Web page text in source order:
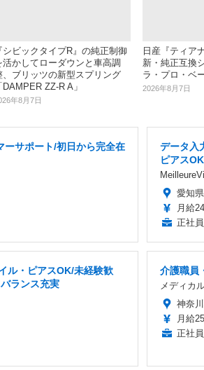
シビックタイプR』の純正制御
活かしてローダウンと車高調
、ブリッツの新型スプリング
DAMPER ZZ-R A」
年8月7日
日産『ティア
新・純正互換
ラ・プロ・ベ
2026年8月7日
ーサポート/初日から完全在
データ入
ピアス
愛知県
月給
正社員
ル・ピアスOK/未経験歓
ランス充実
介護職員
メディカ
神奈
月給
正社員